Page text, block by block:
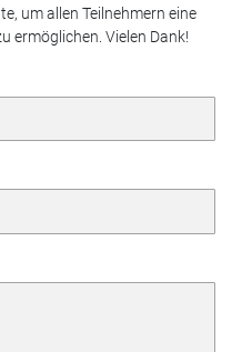
um allen Teilnehmern eine
ermöglichen. Vielen Dank!